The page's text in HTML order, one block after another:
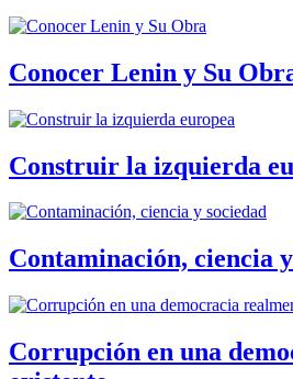
Conocer Lenin y Su
Construir la izquierda
Contaminación, ciencia
Corrupción en una